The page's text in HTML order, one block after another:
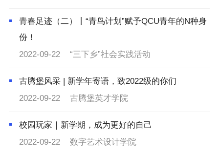
青春足迹（二）丨“青鸟计划”赋予QCU青年的N种身
份！
2022-09-22
“三下乡”社会实践活动
古腾堡风采 | 新学年寄语，致2022级的你们
2022-09-22
古腾堡英才学院
校园玩家｜新学期，成为更好的自己
2022-09-22
数字艺术设计学院